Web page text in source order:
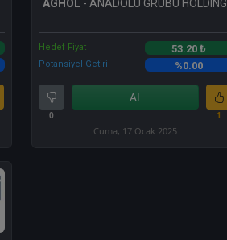
AGHOL - ANADOLU GRUBU HOLDING
Hedef Fiyat 53.20 ₺
Potansiyel Getiri %0.00
0
Al
1
Cuma, 17 Ocak 2025